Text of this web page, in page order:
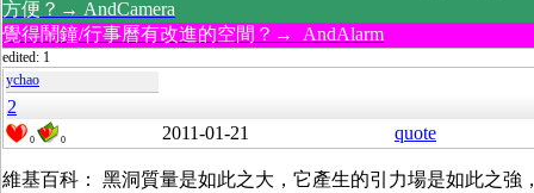
方便？→ AndCamera
覺得鬧鐘/行事曆有改進的空間？→ AndAlarm
edited: 1
ychao
2
0 0 2011-01-21 quote
維基百科： 黑洞質量是如此之大，它產生的引力場是如此之強